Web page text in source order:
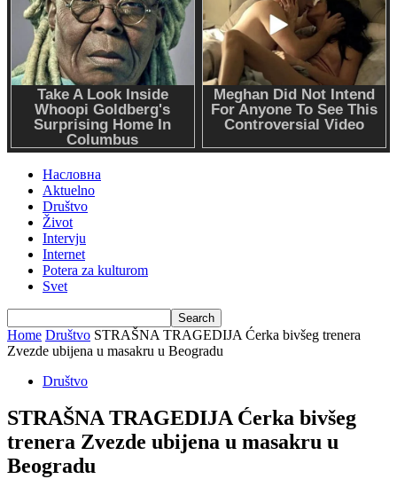
Насловна
Aktuelno
Društvo
Život
Intervju
Internet
Potera za kulturom
Svet
Home Društvo STRAŠNA TRAGEDIJA Ćerka bivšeg trenera
Zvezde ubijena u masakru u Beogradu
Društvo
STRAŠNA TRAGEDIJA Ćerka bivšeg
trenera Zvezde ubijena u masakru u
Beogradu